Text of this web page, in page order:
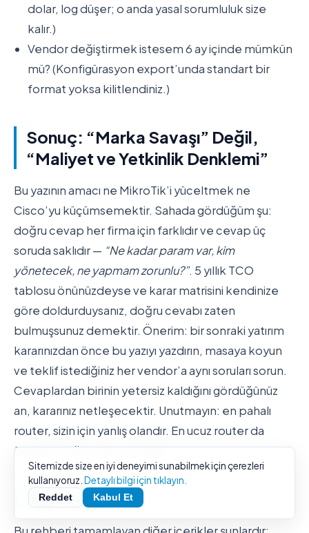
dolar, log düşer; o anda yasal sorumluluk size
kalır.)
Vendor değiştirmek istesem 6 ay içinde mümkün
mü? (Konfigürasyon export’unda standart bir
format yoksa kilitlendiniz.)
Sonuç: “Marka Savaşı” Değil,
“Maliyet ve Yetkinlik Denklemi”
Bu yazının amacı ne MikroTik’i yüceltmek ne
Cisco’yu küçümsemektir. Sahada gördüğüm şu:
doğru cevap her firma için farklıdır ve cevap üç
soruda saklıdır — “Ne kadar param var, kim
yönetecek, ne yapmam zorunlu?”. 5 yıllık TCO
tablosu önünüzdeyse ve karar matrisini kendinize
göre doldurduysanız, doğru cevabı zaten
bulmuşsunuz demektir. Önerim: bir sonraki yatırım
kararınızdan önce bu yazıyı yazdırın, masaya koyun
ve teklif istediğiniz her vendor’a aynı soruları sorun.
Cevaplardan birinin yetersiz kaldığını gördüğünüz
an, kararınız netleşecektir. Unutmayın: en pahalı
router, sizin için yanlış olandır. En ucuz router da
öyledir. Doğru olan, sizinkidir.
İlgili Yazılar
Sitemizde size en iyi deneyimi sunabilmek için çerezleri
kullanıyoruz. Detaylı bilgi için tıklayın.
Reddet Kabul Et